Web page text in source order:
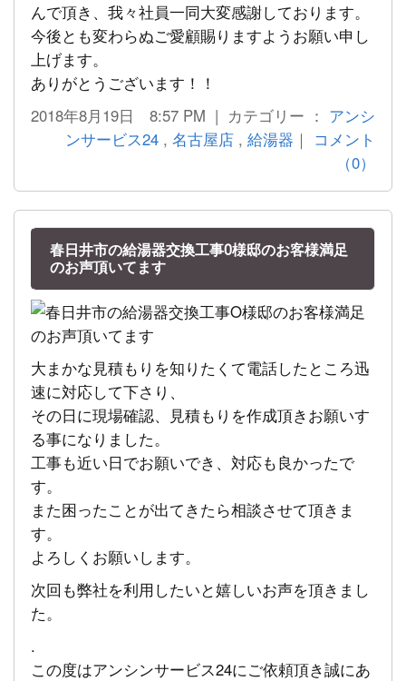
んで頂き、我々社員一同大変感謝しております。
今後とも変わらぬご愛顧賜りますようお願い申し
上げます。
ありがとうございます！！
2018年8月19日 8:57 PM | カテゴリー ： アンシ
ンサービス24 , 名古屋店 , 給湯器 ｜ コメント
（0）
春日井市の給湯器交換工事O様邸のお客様満足
のお声頂いてます
大まかな見積もりを知りたくて電話したところ迅
速に対応して下さり、
その日に現場確認、見積もりを作成頂きお願いす
る事になりました。
工事も近い日でお願いでき、対応も良かったで
す。
また困ったことが出てきたら相談させて頂きま
す。
よろしくお願いします。
次回も弊社を利用したいと嬉しいお声を頂きまし
た。
.
この度はアンシンサービス24にご依頼頂き誠にあ